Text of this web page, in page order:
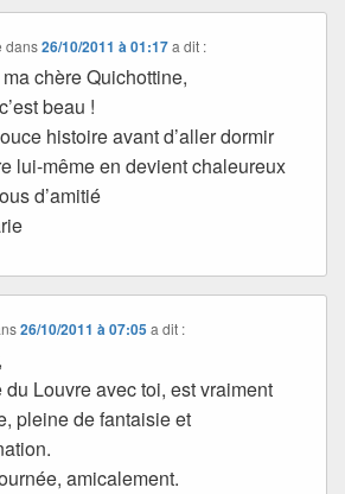
dans26/10/2011 à 01:17 a dit :
chère Quichottine,
beau !
histoire avant d’aller dormir
lui-même en devient chaleureux
d’amitié
26/10/2011 à 07:05 a dit :
du Louvre avec toi, est vraiment
pleine de fantaisie et
amicalement.